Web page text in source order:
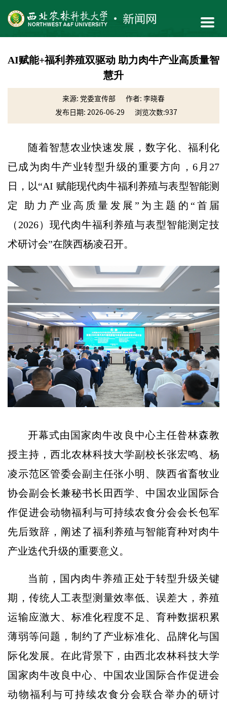
AI赋能+福利养殖双驱动 助力肉牛产业高质量智
慧升
来源: 党委宣传部
作者: 李晓春
发布日期: 2026-06-29
浏览次数:937
随着智慧农业快速发展，数字化、福利化
已成为肉牛产业转型升级的重要方向，6月27
日，以“AI 赋能现代肉牛福利养殖与表型智能测
定 助力产业高质量发展”为主题的“首届
（2026）现代肉牛福利养殖与表型智能测定技
术研讨会”在陕西杨凌召开。
开幕式由国家肉牛改良中心主任昝林森教
授主持，西北农林科技大学副校长张宏鸣、杨
凌示范区管委会副主任张小明、陕西省畜牧业
协会副会长兼秘书长田西学、中国农业国际合
作促进会动物福利与可持续农食分会会长包军
先后致辞，阐述了福利养殖与智能育种对肉牛
产业迭代升级的重要意义。
当前，国内肉牛养殖正处于转型升级关键
期，传统人工表型测量效率低、误差大，养殖
运输应激大、标准化程度不足、育种数据积累
薄弱等问题，制约了产业标准化、品牌化与国
际化发展。在此背景下，由西北农林科技大学
国家肉牛改良中心、中国农业国际合作促进会
动物福利与可持续农食分会联合举办的研讨